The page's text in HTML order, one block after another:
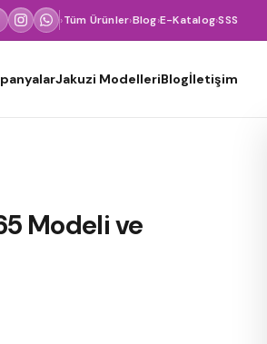
›Tüm Ürünler›Blog›E-Katalog›SSS
Jakuzi ModelleriBlogİletişim
Modeli ve